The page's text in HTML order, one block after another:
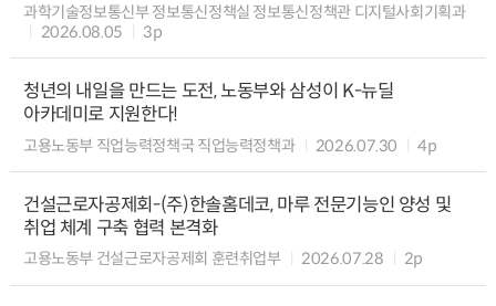
과학기술정보통신부 정보통신정책실 정보통신정책관 디지털사회기획과
2026.08.05
3p
청년의 내일을 만드는 도전, 노동부와 삼성이 K-뉴딜
아카데미로 지원한다!
고용노동부 직업능력정책국 직업능력정책과 2026.07.30 4p
건설근로자공제회-(주)한솔홈데코, 마루 전문기능인 양성 및
취업 체계 구축 협력 본격화
고용노동부 건설근로자공제회 훈련취업부 2026.07.28 2p